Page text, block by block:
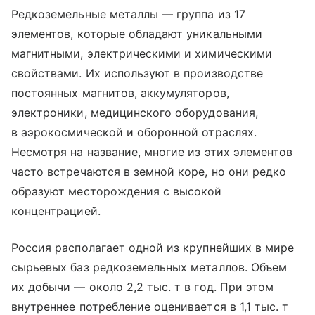
Редкоземельные металлы — группа из 17
элементов, которые обладают уникальными
магнитными, электрическими и химическими
свойствами. Их используют в производстве
постоянных магнитов, аккумуляторов,
электроники, медицинского оборудования,
в аэрокосмической и оборонной отраслях.
Несмотря на название, многие из этих элементов
часто встречаются в земной коре, но они редко
образуют месторождения с высокой
концентрацией.
Россия располагает одной из крупнейших в мире
сырьевых баз редкоземельных металлов. Объем
их добычи — около 2,2 тыс. т в год. При этом
внутреннее потребление оценивается в 1,1 тыс. т